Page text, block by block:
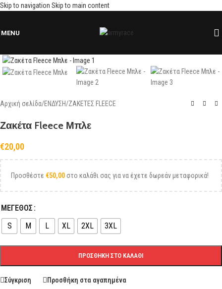
Skip to navigation Skip to main content
MENU
Αρχική σελίδα/ΕΝΔΥΣΗ/ΖΑΚΕΤΕΣ FLEECE
Ζακέτα Fleece Μπλε
€20,00
Προσθέστε €50,00 στο καλάθι σας για να έχετε δωρεάν μεταφορικά!
ΜΕΓΕΘΟΣ
S
M L XL 2XL 3XL
ΠΡΟΣΘΉΚΗ ΣΤΟ ΚΑΛΆΘΙ
Σύγκριση Προσθήκη στα αγαπημένα